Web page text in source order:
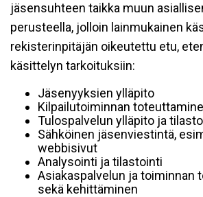
jäsensuhteen taikka muun
perusteella, jolloin lainmukainen
rekisterinpitäjän oikeutettu etu,
käsittelyn tarkoituksiin:
Jäsenyyksien ylläpito
Kilpailutoiminnan
Tulospalvelun ylläpito ja
Sähköinen jäsenviestintä,
webbisivut
Analysointi ja tilastointi
Asiakaspalvelun ja toiminnan
sekä kehittäminen